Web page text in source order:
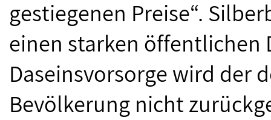
gestiegenen Preise“.
einen starken öffentlichen
Daseinsvorsorge wird der
Bevölkerung nicht